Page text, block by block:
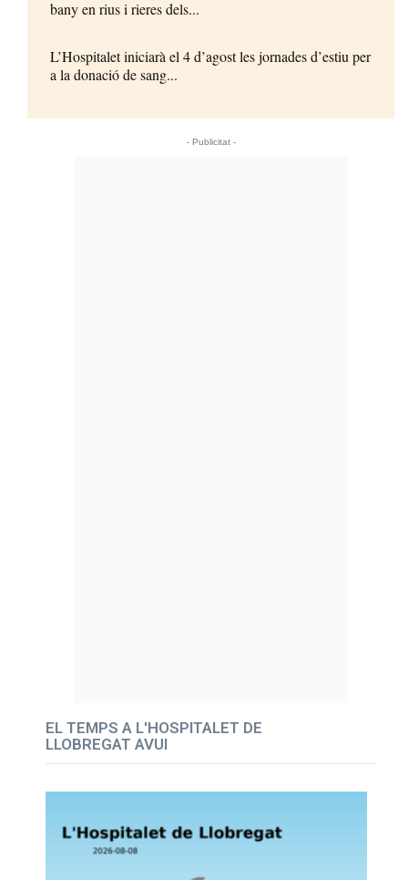
bany en rius i rieres dels...
L’Hospitalet iniciarà el 4 d’agost les jornades d’estiu per
a la donació de sang...
- Publicitat -
EL TEMPS A L'HOSPITALET DE
LLOBREGAT AVUI